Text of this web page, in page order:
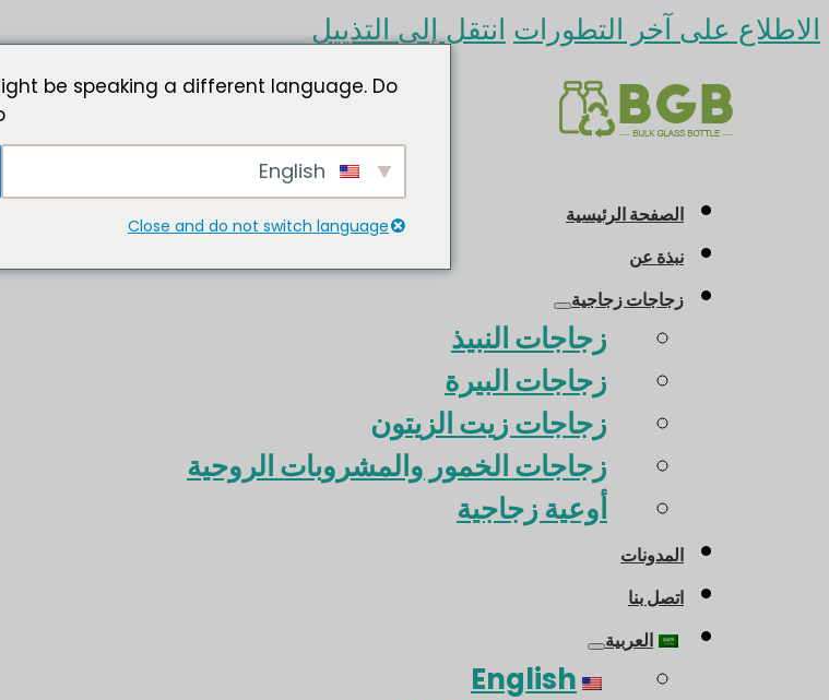
الاطلاع على آخر التطورات انتقل إلى التذييل
الصفحة الرئيسية
نبذة عن
زجاجات زجاجية
زجاجات النبيذ
زجاجات البيرة
زجاجات زيت الزيتون
زجاجات الخمور والمشروبات الروحية
أوعية زجاجية
المدونات
اتصل بنا
العربية
English
be speaking a different language. Do
Close and do not switch language